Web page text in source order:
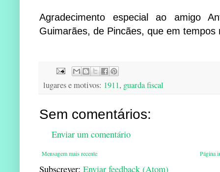
Agradecimento especial ao amigo
Guimarães, de Pincães, que em tempos
lugares e motivos: 1911, guarda fiscal
Sem comentários:
Enviar um comentário
Mensagem mais recente Página
Subscrever: Enviar feedback (Atom)